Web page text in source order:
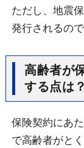
ただし、地震
発行されるの
高齢者が
する点は？
保険契約にあ
で高齢者がと